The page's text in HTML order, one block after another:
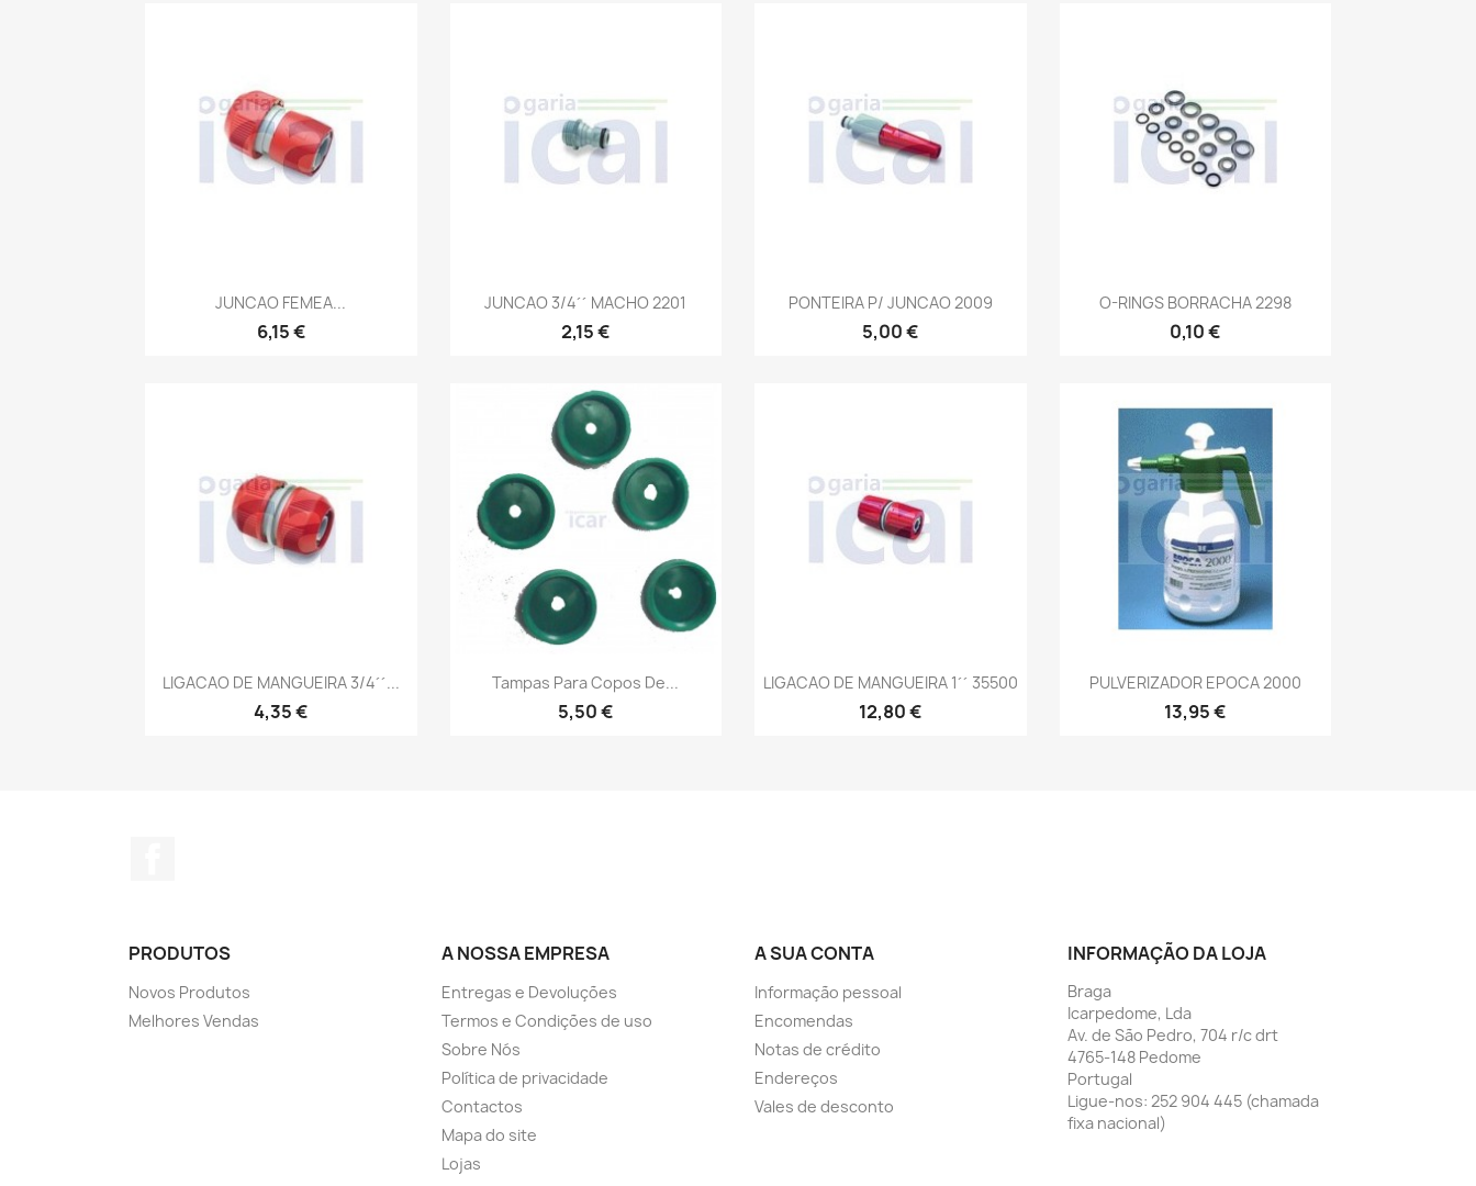
JUNCAO FEMEA...
6,15 €
Vista rápida JUNCAO 3/4´´ MACHO 2201
2,15 €
Vista rápida PONTEIRA P/ JUNCAO 2009
5,00 €
Vista rápida O-RINGS BORRACHA 2298
0,10 €
Vista rápida
LIGACAO DE MANGUEIRA 3/4´´...
4,35 €
Vista rápida Tampas Para Copos De...
5,50 €
Vista rápida LIGACAO DE MANGUEIRA 1´´ 35500
12,80 €
 Vista rápida PULVERIZADOR EPOCA 2000
13,95 €
Vista rápida
PRODUTOS
Novos Produtos
Melhores Vendas
A NOSSA EMPRESA
Entregas e Devoluções
Termos e Condições de uso
Sobre Nós
Política de privacidade
Contactos
Mapa do site
Lojas
A SUA CONTA
Informação pessoal
Encomendas
Notas de crédito
Endereços
Vales de desconto
INFORMAÇÃO DA LOJA
Braga
Icarpedome, Lda
Av. de São Pedro, 704 r/c drt
4765-148 Pedome
Portugal
Ligue-nos: 252 904 445 (chamada
fixa nacional)